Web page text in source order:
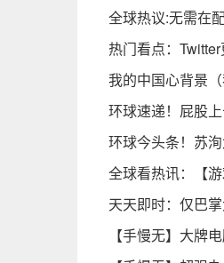
全球热议:无需在
热门看点：
我的中国心背景
环球速递！屁股
环球今头条！苏
全球看热讯：【
天天即时：仅巴
【手慢无】大牌